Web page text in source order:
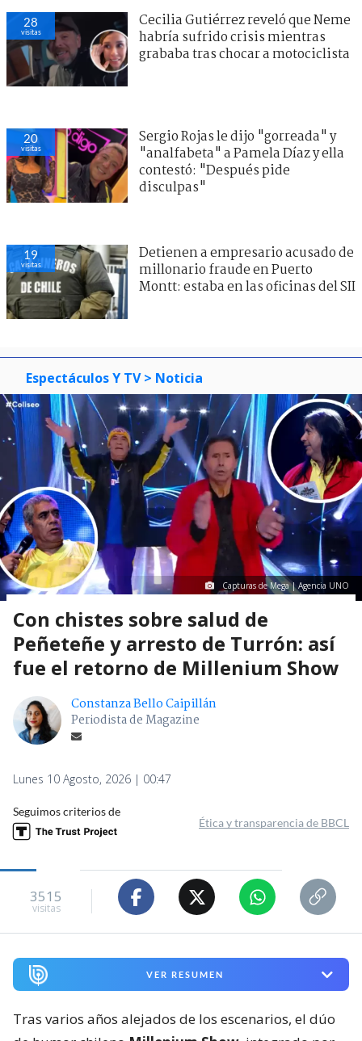
28
visitas
Cecilia Gutiérrez reveló que Neme
habría sufrido crisis mientras
grababa tras chocar a motociclista
20
visitas
Sergio Rojas le dijo "gorreada" y
"analfabeta" a Pamela Díaz y ella
contestó: "Después pide
disculpas"
19
visitas
Detienen a empresario acusado de
millonario fraude en Puerto
Montt: estaba en las oficinas del SII
Espectáculos Y TV > Noticia
Capturas de Mega | Agencia UNO
Con chistes sobre salud de
Peñeteñe y arresto de Turrón: así
fue el retorno de Millenium Show
Constanza Bello Caipillán
Periodista de Magazine
Lunes 10 Agosto, 2026 | 00:47
Seguimos criterios de
Ética y transparencia de BBCL
3515
visitas
VER RESUMEN
Tras varios años alejados de los escenarios, el dúo